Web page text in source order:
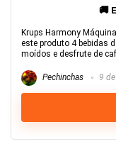
🚚
Krups Harmony
este produto 4 bebidas
moídos e desfrute de
Pechinchas 9